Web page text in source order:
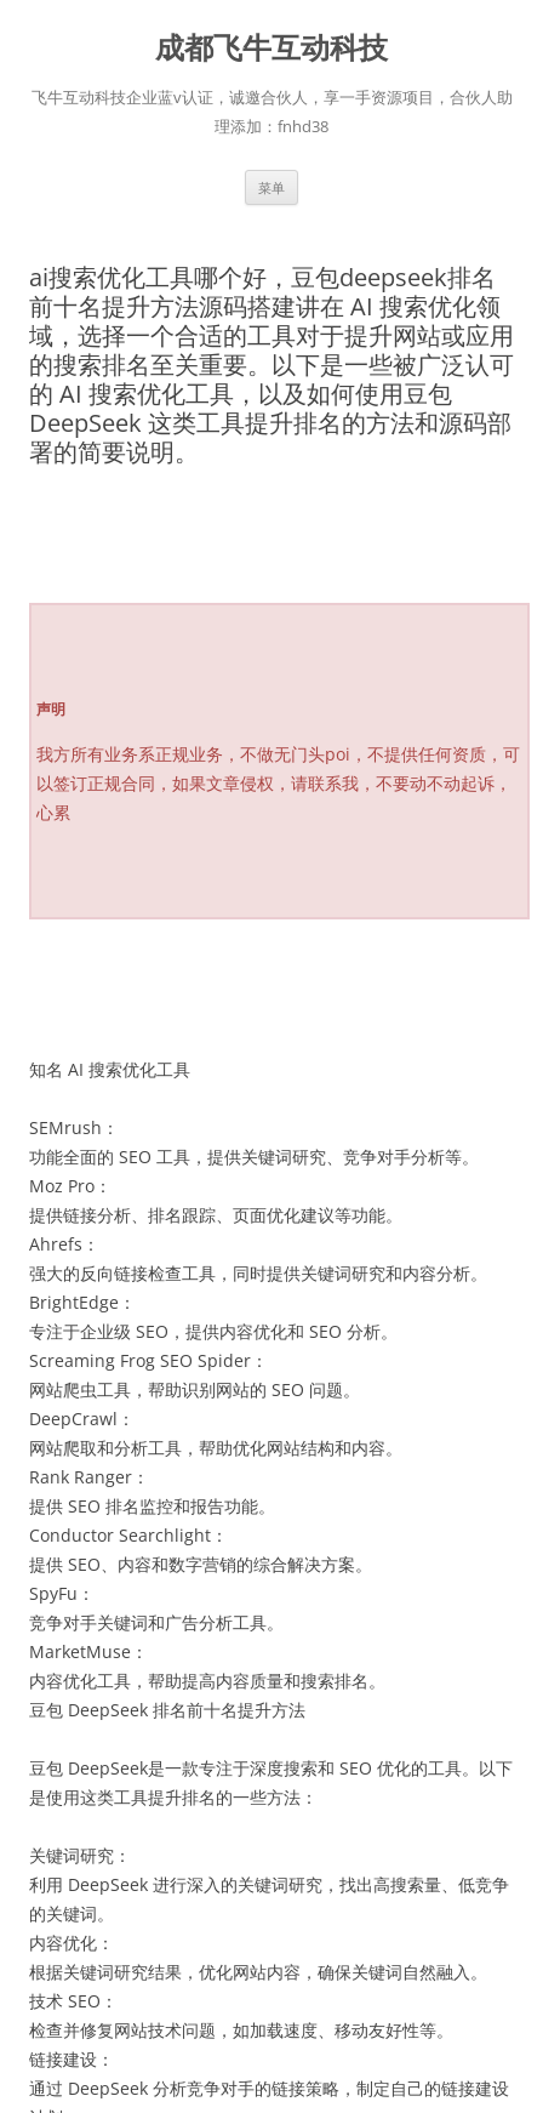
成都飞牛互动科技
飞牛互动科技企业蓝v认证，诚邀合伙人，享一手资源项目，合伙人助
理添加：fnhd38
菜单
ai搜索优化工具哪个好，豆包deepseek排名
前十名提升方法源码搭建讲在 AI 搜索优化领
域，选择一个合适的工具对于提升网站或应用
的搜索排名至关重要。以下是一些被广泛认可
的 AI 搜索优化工具，以及如何使用豆包
DeepSeek 这类工具提升排名的方法和源码部
署的简要说明。
声明
我方所有业务系正规业务，不做无门头poi，不提供任何资质，可
以签订正规合同，如果文章侵权，请联系我，不要动不动起诉，
心累
知名 AI 搜索优化工具
SEMrush：
功能全面的 SEO 工具，提供关键词研究、竞争对手分析等。
Moz Pro：
提供链接分析、排名跟踪、页面优化建议等功能。
Ahrefs：
强大的反向链接检查工具，同时提供关键词研究和内容分析。
BrightEdge：
专注于企业级 SEO，提供内容优化和 SEO 分析。
Screaming Frog SEO Spider：
网站爬虫工具，帮助识别网站的 SEO 问题。
DeepCrawl：
网站爬取和分析工具，帮助优化网站结构和内容。
Rank Ranger：
提供 SEO 排名监控和报告功能。
Conductor Searchlight：
提供 SEO、内容和数字营销的综合解决方案。
SpyFu：
竞争对手关键词和广告分析工具。
MarketMuse：
内容优化工具，帮助提高内容质量和搜索排名。
豆包 DeepSeek 排名前十名提升方法
豆包 DeepSeek是一款专注于深度搜索和 SEO 优化的工具。以下
是使用这类工具提升排名的一些方法：
关键词研究：
利用 DeepSeek 进行深入的关键词研究，找出高搜索量、低竞争
的关键词。
内容优化：
根据关键词研究结果，优化网站内容，确保关键词自然融入。
技术 SEO：
检查并修复网站技术问题，如加载速度、移动友好性等。
链接建设：
通过 DeepSeek 分析竞争对手的链接策略，制定自己的链接建设